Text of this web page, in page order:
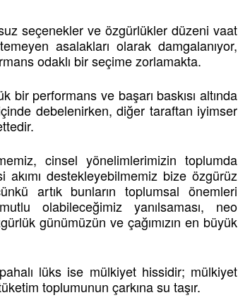
seçenekler ve özgürlükler düzeni vaat
asalakları olarak damgalanıyor,
odaklı bir seçime zorlamakta.
performans ve başarı baskısı altında
debelenirken, diğer taraftan iyimser
cinsel yönelimlerimizin toplumda
destekleyebilmemiz bize özgürüz
artık bunların toplumsal önemleri
olabileceğimiz yanılsaması, neo
günümüzün ve çağımızın en büyük
lüks ise mülkiyet hissidir; mülkiyet
toplumunun çarkına su taşır.